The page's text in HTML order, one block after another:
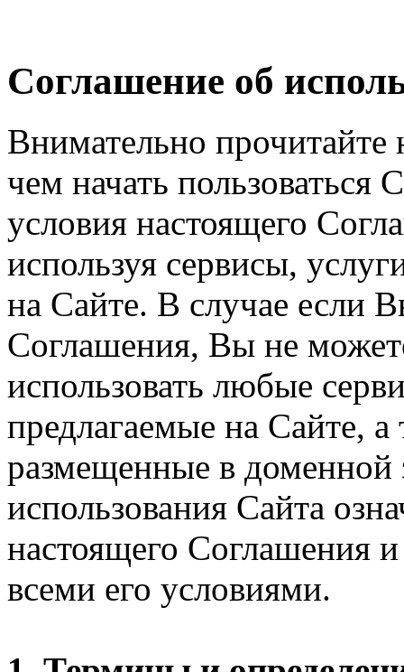
Соглашение об
Внимательно
чем начать
условия настоящего
используя сервисы,
на Сайте. В случае если
Соглашения, Вы не
использовать любые
предлагаемые на Сайте,
размещенные в доменной
использования Сайта
настоящего Соглашения
всеми его условиями.